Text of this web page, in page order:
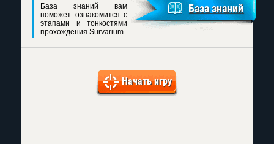
База знаний вам
поможет ознакомится с
этапами и тонкостями
прохождения Survarium
База знаний
Начать игру